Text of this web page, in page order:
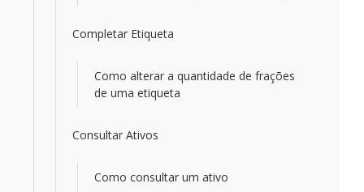
Completar Etiqueta
Como alterar a quantidade de frações
de uma etiqueta
Consultar Ativos
Como consultar um ativo